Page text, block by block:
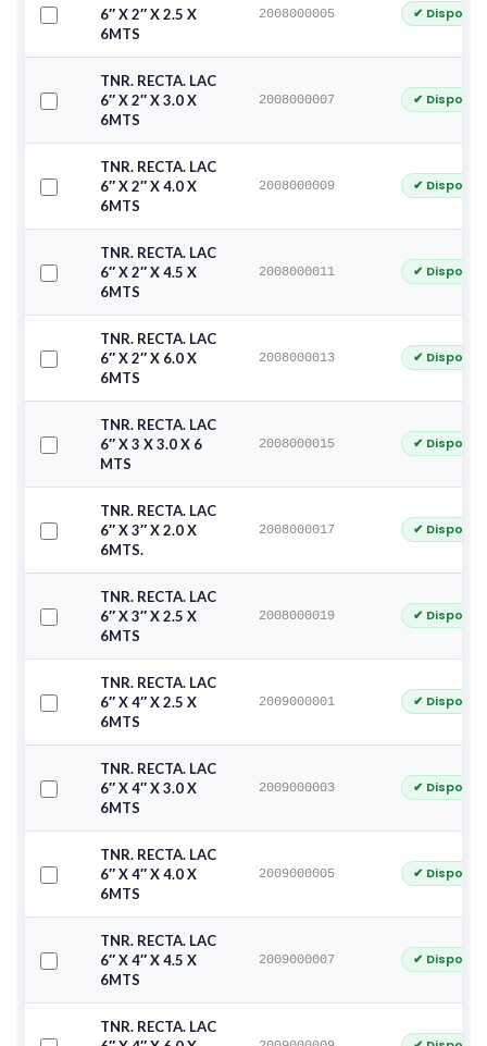
6″ X 2″ X 2.5 X
6MTS
2008000005 ✔
TNR. RECTA. LAC
6″ X 2″ X 3.0 X
6MTS
2008000007 ✔
TNR. RECTA. LAC
6″ X 2″ X 4.0 X
6MTS
2008000009 ✔
TNR. RECTA. LAC
6″ X 2″ X 4.5 X
6MTS
2008000011 ✔
TNR. RECTA. LAC
6″ X 2″ X 6.0 X
6MTS
2008000013 ✔
TNR. RECTA. LAC
6″ X 3 X 3.0 X 6
MTS
2008000015 ✔
TNR. RECTA. LAC
6″ X 3″ X 2.0 X
6MTS.
2008000017 ✔
TNR. RECTA. LAC
6″ X 3″ X 2.5 X
6MTS
2008000019 ✔
TNR. RECTA. LAC
6″ X 4″ X 2.5 X
6MTS
2009000001 ✔
TNR. RECTA. LAC
6″ X 4″ X 3.0 X
6MTS
2009000003 ✔
TNR. RECTA. LAC
6″ X 4″ X 4.0 X
6MTS
2009000005 ✔
TNR. RECTA. LAC
6″ X 4″ X 4.5 X
6MTS
2009000007 ✔
TNR. RECTA. LAC